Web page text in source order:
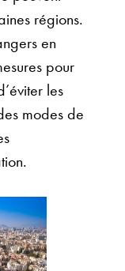
régions.
en
pour
les
modes de